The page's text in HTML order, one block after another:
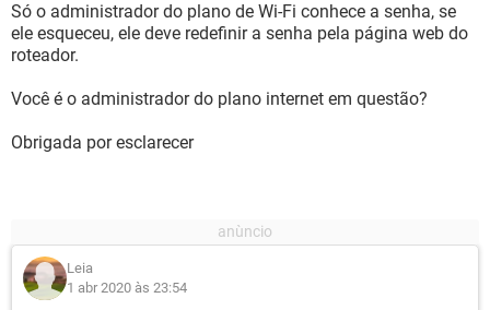
Só o administrador do plano de Wi-Fi conhece a senha, se
ele esqueceu, ele deve redefinir a senha pela página web do
roteador.
Você é o administrador do plano internet em questão?
Obrigada por esclarecer
Leia
1 abr 2020 às 23:54